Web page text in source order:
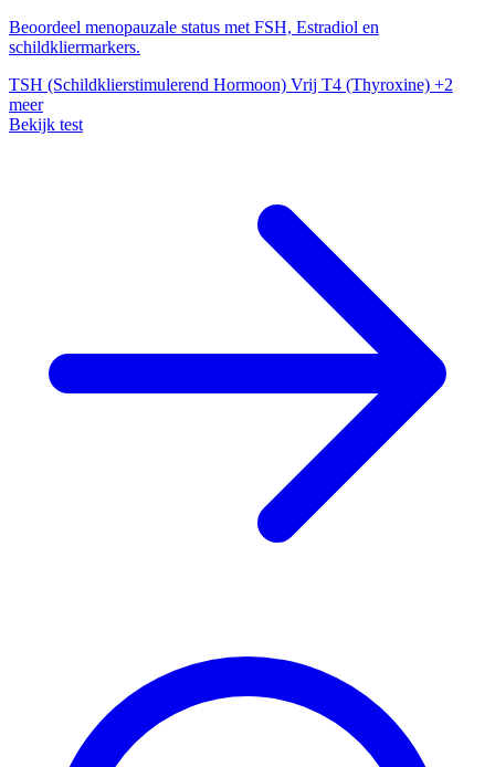
Beoordeel menopauzale status met FSH, Estradiol en
schildkliermarkers.
TSH (Schildklierstimulerend Hormoon) Vrij T4 (Thyroxine) +2
meer
Bekijk test